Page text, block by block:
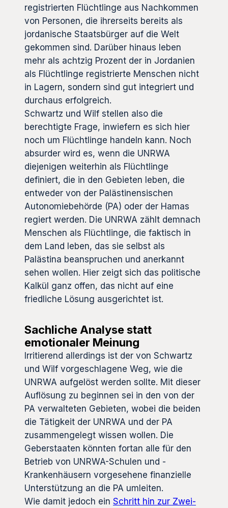
registrierten Flüchtlinge aus Nachkommen
von Personen, die ihrerseits bereits als
jordanische Staatsbürger auf die Welt
gekommen sind. Darüber hinaus leben
mehr als achtzig Prozent der in Jordanien
als Flüchtlinge registrierte Menschen nicht
in Lagern, sondern sind gut integriert und
durchaus erfolgreich.
Schwartz und Wilf stellen also die
berechtigte Frage, inwiefern es sich hier
noch um Flüchtlinge handeln kann. Noch
absurder wird es, wenn die UNRWA
diejenigen weiterhin als Flüchtlinge
definiert, die in den Gebieten leben, die
entweder von der Palästinensischen
Autonomiebehörde (PA) oder der Hamas
regiert werden. Die UNRWA zählt demnach
Menschen als Flüchtlinge, die faktisch in
dem Land leben, das sie selbst als
Palästina beanspruchen und anerkannt
sehen wollen. Hier zeigt sich das politische
Kalkül ganz offen, das nicht auf eine
friedliche Lösung ausgerichtet ist.
Sachliche Analyse statt
emotionaler Meinung
Irritierend allerdings ist der von Schwartz
und Wilf vorgeschlagene Weg, wie die
UNRWA aufgelöst werden sollte. Mit dieser
Auflösung zu beginnen sei in den von der
PA verwalteten Gebieten, wobei die beiden
die Tätigkeit der UNRWA und der PA
zusammengelegt wissen wollen. Die
Geberstaaten könnten fortan alle für den
Betrieb von UNRWA-Schulen und -
Krankenhäusern vorgesehene finanzielle
Unterstützung an die PA umleiten.
Wie damit jedoch ein Schritt hin zur Zwei-